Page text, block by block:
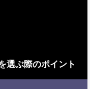
選ぶ際のポイント